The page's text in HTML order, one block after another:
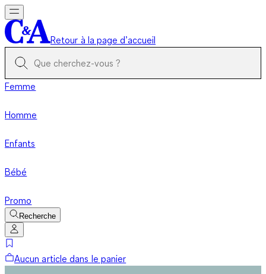
Retour à la page d’accueil
Femme
Homme
Enfants
Bébé
Promo
Recherche
Aucun article dans le panier